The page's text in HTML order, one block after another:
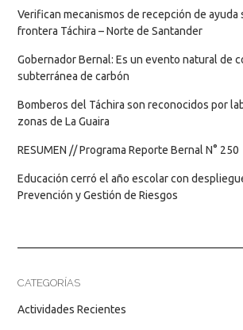
Verifican mecanismos de recepción de ayuda
frontera Táchira – Norte de Santander
Gobernador Bernal: Es un evento natural de
subterránea de carbón
Bomberos del Táchira son reconocidos por
zonas de La Guaira
RESUMEN // Programa Reporte Bernal N° 250
Educación cerró el año escolar con
Prevención y Gestión de Riesgos
CATEGORÍAS
Actividades Recientes